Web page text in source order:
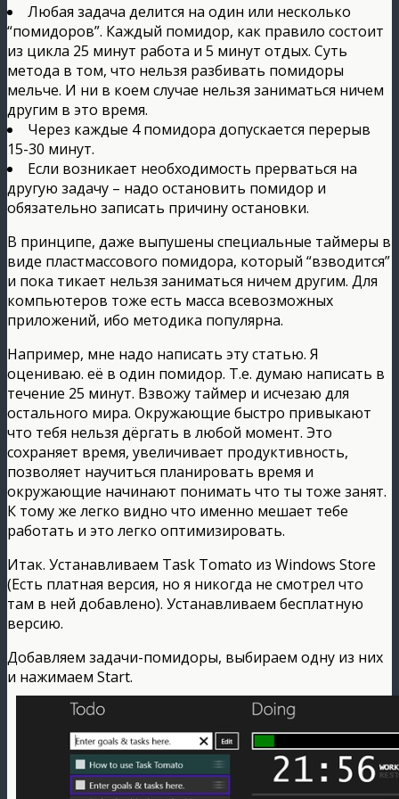
Любая задача делится на один или несколько
“помидоров”. Каждый помидор, как правило состоит
из цикла 25 минут работа и 5 минут отдых. Суть
метода в том, что нельзя разбивать помидоры
мельче. И ни в коем случае нельзя заниматься ничем
другим в это время.
Через каждые 4 помидора допускается перерыв
15-30 минут.
Если возникает необходимость прерваться на
другую задачу – надо остановить помидор и
обязательно записать причину остановки.
В принципе, даже выпушены специальные таймеры в
виде пластмассового помидора, который “взводится”
и пока тикает нельзя заниматься ничем другим. Для
компьютеров тоже есть масса всевозможных
приложений, ибо методика популярна.
Например, мне надо написать эту статью. Я
оцениваю. её в один помидор. Т.е. думаю написать в
течение 25 минут. Взвожу таймер и исчезаю для
остального мира. Окружающие быстро привыкают
что тебя нельзя дёргать в любой момент. Это
сохраняет время, увеличивает продуктивность,
позволяет научиться планировать время и
окружающие начинают понимать что ты тоже занят.
К тому же легко видно что именно мешает тебе
работать и это легко оптимизировать.
Итак. Устанавливаем Task Tomato из Windows Store
(Есть платная версия, но я никогда не смотрел что
там в ней добавлено). Устанавливаем бесплатную
версию.
Добавляем задачи-помидоры, выбираем одну из них
и нажимаем Start.